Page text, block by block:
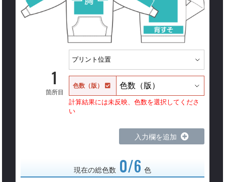
1
箇所目
色数（版）
計算結果には未反映、色数を選択してくださ
い
入力欄を追加
現在の総色数 0/6 色